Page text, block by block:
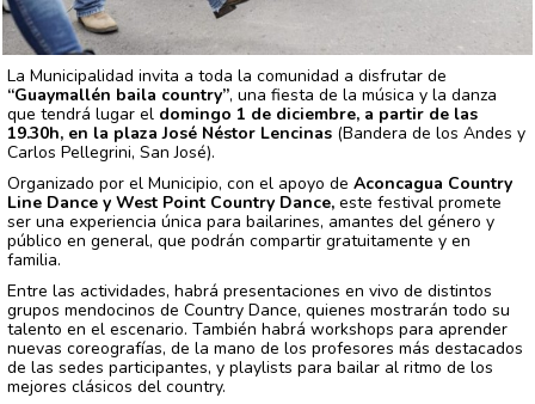
La Municipalidad invita a toda la comunidad a disfrutar de
“Guaymallén baila country”, una fiesta de la música y la danza
que tendrá lugar el domingo 1 de diciembre, a partir de las
19.30h, en la plaza José Néstor Lencinas (Bandera de los Andes y
Carlos Pellegrini, San José).
Organizado por el Municipio, con el apoyo de Aconcagua Country
Line Dance y West Point Country Dance, este festival promete
ser una experiencia única para bailarines, amantes del género y
público en general, que podrán compartir gratuitamente y en
familia.
Entre las actividades, habrá presentaciones en vivo de distintos
grupos mendocinos de Country Dance, quienes mostrarán todo su
talento en el escenario. También habrá workshops para aprender
nuevas coreografías, de la mano de los profesores más destacados
de las sedes participantes, y playlists para bailar al ritmo de los
mejores clásicos del country.